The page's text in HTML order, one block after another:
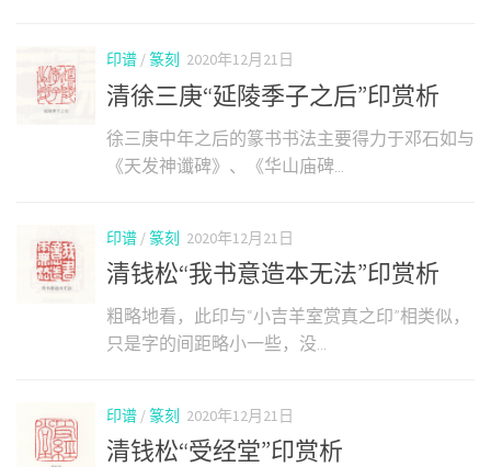
印谱 / 篆刻 2020年12月21日
清徐三庚“延陵季子之后”印赏析
徐三庚中年之后的篆书书法主要得力于邓石如与
《天发神谶碑》、《华山庙碑...
印谱 / 篆刻 2020年12月21日
清钱松“我书意造本无法”印赏析
粗略地看，此印与“小吉羊室赏真之印”相类似，
只是字的间距略小一些，没...
印谱 / 篆刻 2020年12月21日
清钱松“受经堂”印赏析